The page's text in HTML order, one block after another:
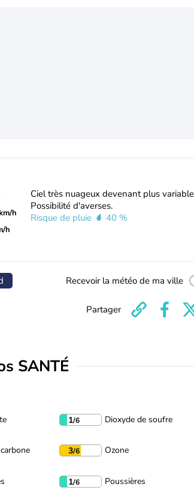
h
h
Ciel très nuageux devenant plus
Possibilité d'averses.
Risque de pluie
40 %
Recevoir la météo de ma ville
Partager
SANTÉ
1/6 Dioxyde de soufre
3/6 Ozone
1/6 Poussières